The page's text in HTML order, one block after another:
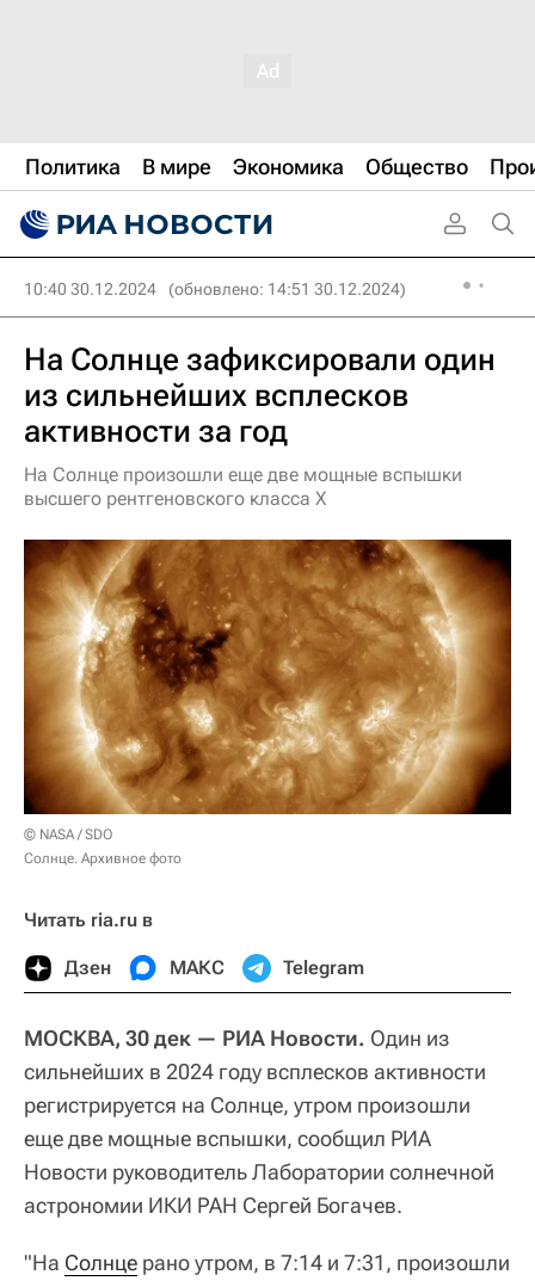
Политика В мире Экономика Общество
10:40 30.12.2024 (обновлено: 14:51 30.12.2024)
На Солнце зафиксировали один
из сильнейших всплесков
активности за год
На Солнце произошли еще две мощные вспышки
высшего рентгеновского класса X
© NASA / SDO
Солнце. Архивное фото
Читать ria.ru в
Дзен МАКС Telegram
МОСКВА, 30 дек — РИА Новости. Один из
сильнейших в 2024 году всплесков активности
регистрируется на Солнце, утром произошли
еще две мощные вспышки, сообщил РИА
Новости руководитель Лаборатории солнечной
астрономии ИКИ РАН Сергей Богачев.
"На Солнце рано утром, в 7:14 и 7:31, произошли